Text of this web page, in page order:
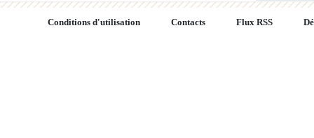
Conditions d'utilisation Contacts Flux RSS